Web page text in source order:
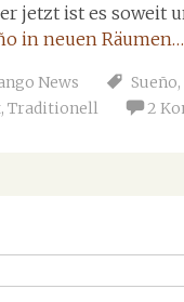
jetzt ist es soweit
in neuen Räumen…
News Sueño,
, Traditionell 2